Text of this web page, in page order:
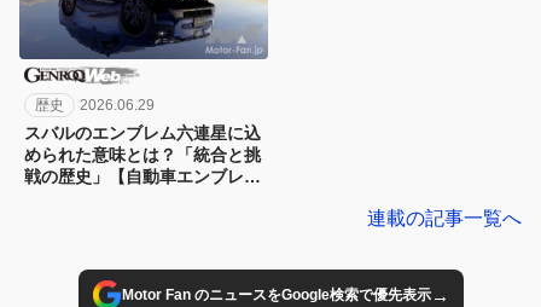
歴史 2026.06.29
スバルのエンブレム六連星に込
められた意味とは？「統合と挑
戦の歴史」【自動車エンブレム
連載の記事一覧へ
Motor Fan のニュースをGoogle検索で優先表示→